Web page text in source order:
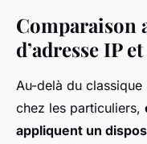
Comparaison
d’adresse IP
Au-delà du
chez les particuliers,
appliquent un